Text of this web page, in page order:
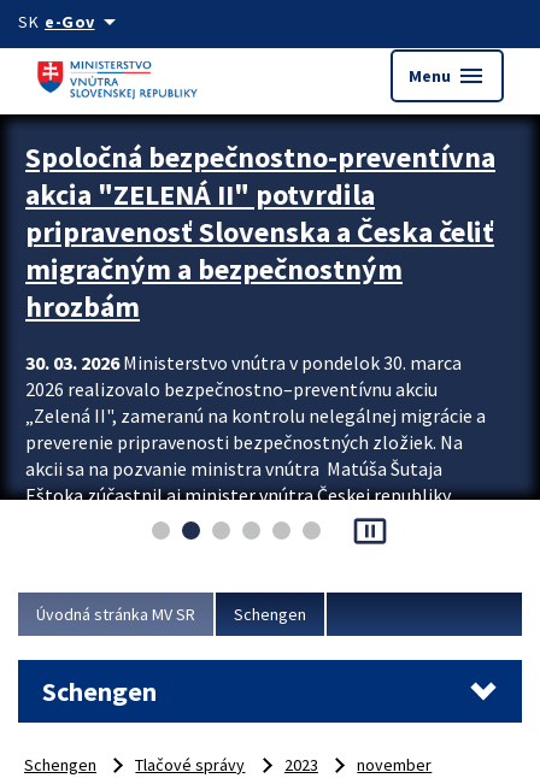
Preskocit na hlavný obsah
SK e-Govarrow_drop_down
Menu menu
Zastavit automatický posun upútavok
Spoločná bezpečnostno-preventívna
akcia "ZELENÁ II" potvrdila
pripravenosť Slovenska a Česka čeliť
migračným a bezpečnostným
hrozbám
30. 03. 2026Ministerstvo vnútra v pondelok 30. marca
2026 realizovalo bezpečnostno–preventívnu akciu
„Zelená II", zameranú na kontrolu nelegálnej migrácie a
preverenie pripravenosti bezpečnostných zložiek. Na
akcii sa na pozvanie ministra vnútra Matúša Šutaja
Eštoka zúčastnil aj minister vnútra Českej republiky
Lubomír Metnar, spolu s ďalšími zahraničnými partnermi.
Cieľom akcie bolo posilniť kontrolné mechanizmy,
demonštrovať pripravenosť Slovenska na možné...
pause_presentation
Úvodná stránka MV SR Schengen
Schengen
Schengen Tlačové správy 2023 november